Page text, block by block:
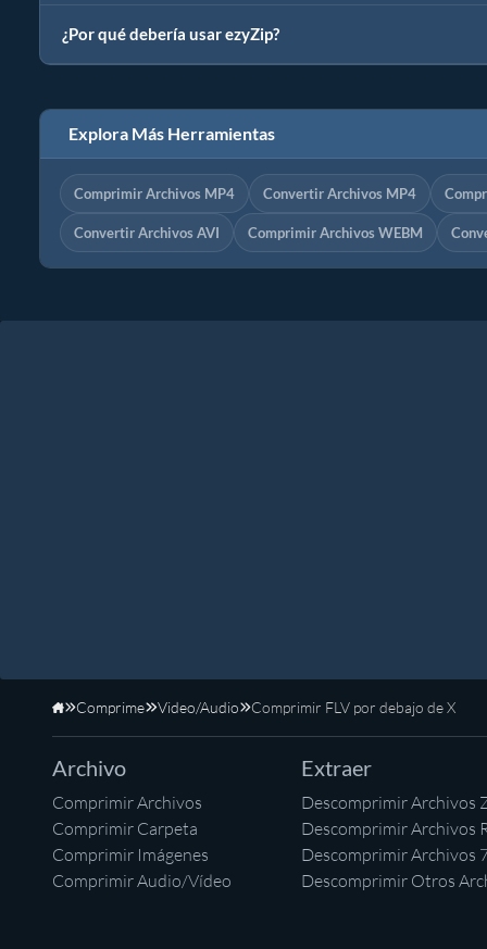
¿Por qué debería usar ezyZip?
Explora Más Herramientas
Comprimir Archivos MP4 Convertir Archivos MP4
Convertir Archivos AVI Comprimir Archivos WEBM
Inicio
Comprime Video/Audio Comprimir FLV por debajo de X
Archivo
Comprimir Archivos
Comprimir Carpeta
Comprimir Imágenes
Comprimir Audio/Vídeo
Extraer
Descomprimir Archivos
Descomprimir Archivos
Descomprimir Archivos
Descomprimir Otros